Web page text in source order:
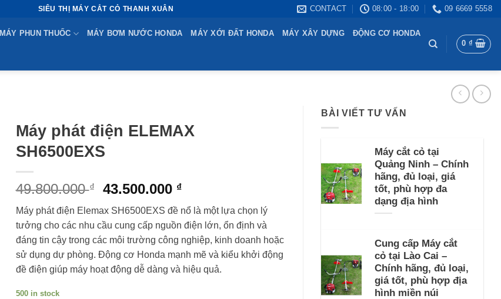
SIÊU THỊ MÁY CẮT CỎ THANH XUÂN CONTACT 08:00 - 18:00 09 6669 5558
MÁY PHUN THUỐC MÁY BƠM NƯỚC HONDA MÁY XỚI ĐẤT HONDA MÁY XÂY DỰNG ĐỘNG CƠ HONDA
0 ₫
BÀI VIẾT TƯ VẤN
Máy cắt cỏ tại
Quảng Ninh – Chính
hãng, đủ loại, giá
tốt, phù hợp đa
dạng địa hình
Cung cấp Máy cắt
cỏ tại Lào Cai –
Chính hãng, đủ loại,
giá tốt, phù hợp địa
hình miền núi
Máy phát điện ELEMAX
SH6500EXS
49.800.000₫
Original
was:
49.800.000 ₫.
43.500.000 ₫Current
price
is:
43.500.000 ₫.
Máy phát điện Elemax SH6500EXS đề nổ là một lựa chọn lý
tưởng cho các nhu cầu cung cấp nguồn điện lớn, ổn định và
đáng tin cậy trong các môi trường công nghiệp, kinh doanh hoặc
sử dụng dự phòng. Động cơ Honda mạnh mẽ và kiểu khởi động
đề điện giúp máy hoạt động dễ dàng và hiệu quả.
500 in stock